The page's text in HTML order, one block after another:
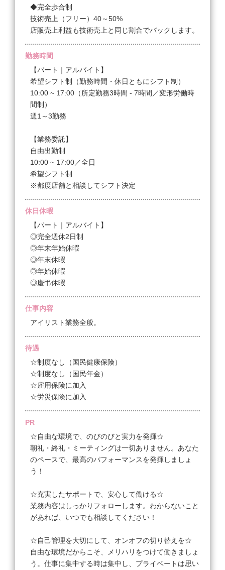
◆完全歩合制
技術売上（フリー）40～50%
店販売上利益も技術売上と同じ割合でバックします。
勤務時間
【パート｜アルバイト】
希望シフト制（勤務時間・休日ともにシフト制）
10:00 ~ 17:00（所定勤務3時間 - 7時間／変形労働時
間制）
週1～3勤務
【業務委託】
自由出勤制
10:00 ~ 17:00／全日
希望シフト制
※都度店舗と相談してシフト決定
休日休暇
【パート｜アルバイト】
◎完全週休2日制
◎年末年始休暇
◎年末休暇
◎年始休暇
◎慶弔休暇
仕事内容
アイリスト業務全般。
待遇
☆制度なし（国民健康保険）
☆制度なし（国民年金）
☆雇用保険に加入
☆労災保険に加入
PR
☆自由な環境で、のびのびと実力を発揮☆
朝礼・終礼・ミーティングは一切ありません。あなた
のペースで、最高のパフォーマンスを発揮しましょ
う！
☆充実したサポートで、安心して働ける☆
業務内容はしっかりフォローします。わからないこと
があれば、いつでも相談してください！
☆自己管理を大切にして、オンオフの切り替えを☆
自由な環境だからこそ、メリハリをつけて働きましょ
う。仕事に集中する時は集中し、プライベートは思い